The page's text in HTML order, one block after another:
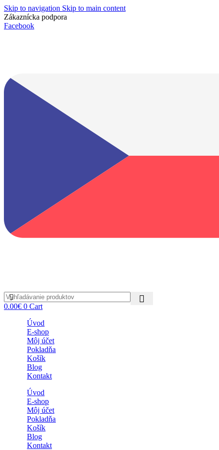
Skip to navigation Skip to main content
Zákaznícka podpora
Facebook
0.00€ 0 Cart
Úvod
E-shop
Môj účet
Pokladňa
Košík
Blog
Kontakt
Úvod
E-shop
Môj účet
Pokladňa
Košík
Blog
Kontakt